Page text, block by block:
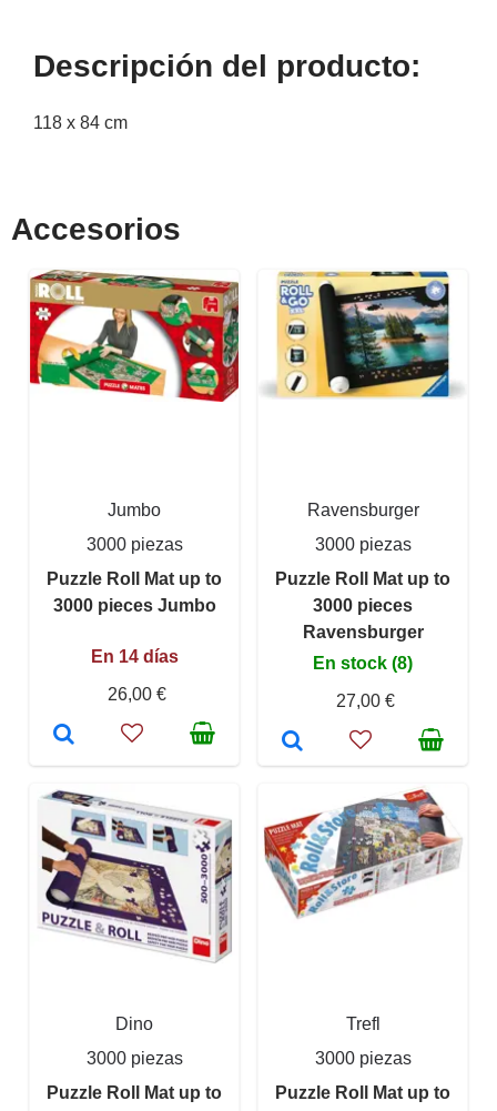
Descripción del producto:
118 x 84 cm
Accesorios
Jumbo
3000 piezas
Puzzle Roll Mat up to
3000 pieces Jumbo
En 14 días
26,00 €
Ravensburger
3000 piezas
Puzzle Roll Mat up to
3000 pieces
Ravensburger
En stock (8)
27,00 €
Dino
3000 piezas
Puzzle Roll Mat up to
Trefl
3000 piezas
Puzzle Roll Mat up to